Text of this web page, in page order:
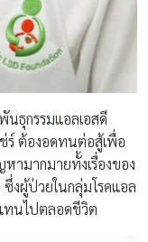
ธุกรรมแอลเอสดี
ช่ร์ ต้องอดทนต่อสู้เพื่อ
ามากมายทั้งเรื่องของ
งผู้ป่วยในกลุ่มโรคแอล
ทนไปตลอดชีวิต